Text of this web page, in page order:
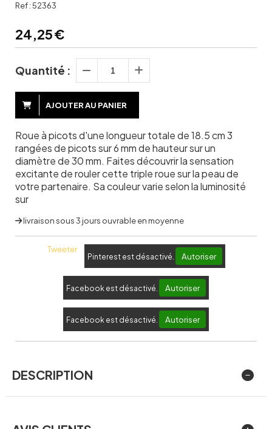
Ref :52363
24,25€
Quantité :
AJOUTER AU PANIER
Roue à picots d'une longueur totale de 18.5 cm 3
rangées de picots sur 6 mm de hauteur sur un
diamètre de 30 mm. Faites découvrir la sensation
excitante de rouler cette triple roue sur la peau de
votre partenaire. Sa couleur varie selon la luminosité
sur
livraison sous 3 jours ouvrable en moyenne
Tweeter
Pinterest est désactivé. Autoriser
Facebook est désactivé. Autoriser
Facebook est désactivé. Autoriser
DESCRIPTION